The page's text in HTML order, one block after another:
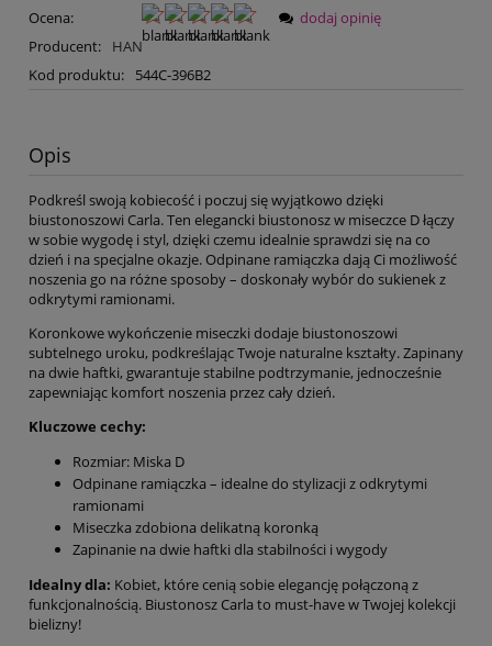
Ocena:
Producent:
HAN
Kod produktu:
544C-396B2
dodaj opinię
Opis
Podkreśl swoją kobiecość i poczuj się wyjątkowo dzięki
biustonoszowi Carla. Ten elegancki biustonosz w miseczce D łączy
w sobie wygodę i styl, dzięki czemu idealnie sprawdzi się na co
dzień i na specjalne okazje. Odpinane ramiączka dają Ci możliwość
noszenia go na różne sposoby – doskonały wybór do sukienek z
odkrytymi ramionami.
Koronkowe wykończenie miseczki dodaje biustonoszowi
subtelnego uroku, podkreślając Twoje naturalne kształty. Zapinany
na dwie haftki, gwarantuje stabilne podtrzymanie, jednocześnie
zapewniając komfort noszenia przez cały dzień.
Kluczowe cechy:
Rozmiar: Miska D
Odpinane ramiączka – idealne do stylizacji z odkrytymi
ramionami
Miseczka zdobiona delikatną koronką
Zapinanie na dwie haftki dla stabilności i wygody
Idealny dla: Kobiet, które cenią sobie elegancję połączoną z
funkcjonalnością. Biustonosz Carla to must-have w Twojej kolekcji
bielizny!